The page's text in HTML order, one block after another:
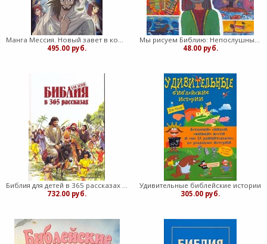
Манга Мессия. Новый завет в комиксах (Мягкий)
495.00 руб.
Мы рисуем Библию: Непослушный пророк. Библейская история в детских рисунках (Мягкий)
48.00 руб.
Библия для детей в 365 рассказах (Твердый)
732.00 руб.
Удивительные библейские истории
305.00 руб.